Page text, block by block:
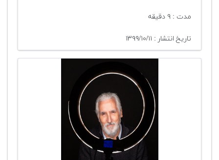
مدت : ۹ دقیقه
تاریخ انتشار : ۱۳۹۹/۱۰/۱۱